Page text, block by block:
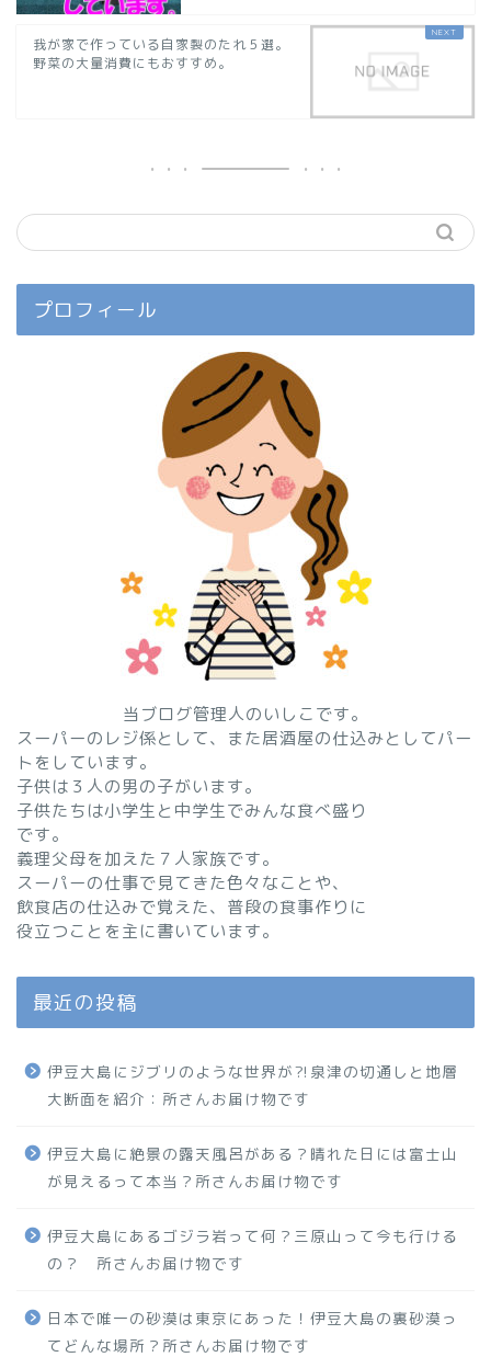
我が家で作っている自家製のたれ５選。
野菜の大量消費にもおすすめ。
プロフィール
当ブログ管理人のいしこです。
スーパーのレジ係として、また居酒屋の仕込みとしてパー
トをしています。
子供は３人の男の子がいます。
子供たちは小学生と中学生でみんな食べ盛り
です。
義理父母を加えた７人家族です。
スーパーの仕事で見てきた色々なことや、
飲食店の仕込みで覚えた、普段の食事作りに
役立つことを主に書いています。
最近の投稿
伊豆大島にジブリのような世界が⁈泉津の切通しと地層
大断面を紹介：所さんお届け物です
伊豆大島に絶景の露天風呂がある？晴れた日には富士山
が見えるって本当？所さんお届け物です
伊豆大島にあるゴジラ岩って何？三原山って今も行ける
の？ 所さんお届け物です
日本で唯一の砂漠は東京にあった！伊豆大島の裏砂漠っ
てどんな場所？所さんお届け物です